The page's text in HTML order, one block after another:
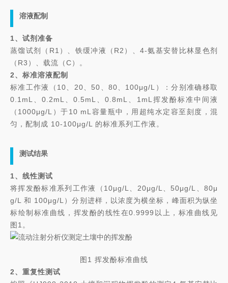
溶液配制
1、试剂准备
蒸馏试剂（R1）、铁缓冲液（R2）、4-氨基安替比林显色剂
（R3）、载流（C）。
2、标准溶液配制
标准工作液（10、20、50、80、100μg/L）：分别准确移取
0.1mL、0.2mL、0.5mL、0.8mL、1mL挥发酚标准中间液
（1000μg/L）于10 mL容量瓶中，用超纯水定容至刻度，混
匀，配制成 10-100μg/L 的标准系列工作液。
测试结果
1、线性测试
将挥发酚标准系列工作液（10μg/L、20μg/L、50μg/L、80μ
g/L 和 100μg/L）分别进样，以浓度为横坐标，峰面积为纵坐
标绘制标准曲线，挥发酚的线性在0.9999以上，标准曲线见
图1。
图1 挥发酚标准曲线
2、重复性测试